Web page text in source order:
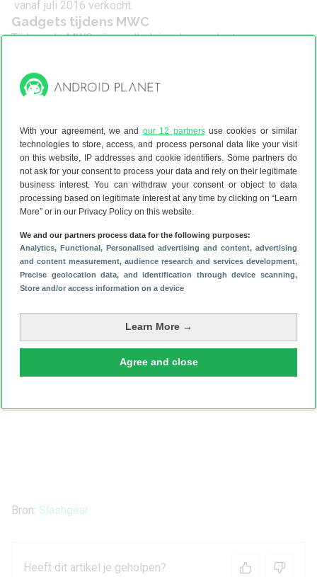
With your agreement, we and our 12 partnersuse cookies or similar
technologies to store, access, and process personal data like your visit
on this website, IP addresses and cookie identifiers. Some partners do
not ask for your consent to process your data and rely on their legitimate
business interest. You can withdraw your consent or object to data
processing based on legitimate interest at any time by clicking on “Learn
More” or in our Privacy Policy on this website.
We and our partners process data for the following purposes:
Analytics, Functional, Personalised advertising and content, advertising
and content measurement, audience research and services development,
Precise geolocation data, and identification through device scanning,
Store and/or access information on a device
Learn More →
Agree and close
vanaf juli 2016 verkocht.
Gadgets tijdens MWC
Tijdens de MWC zijn er allerlei andere gadgets
vlaggenschepen van de bekende smartphone-fabrikanten.
Zo heeft LG voor de LG G5een
een360 graden-cameraliet zien.
Bron: Slashgear
Heeft dit artikel je geholpen?